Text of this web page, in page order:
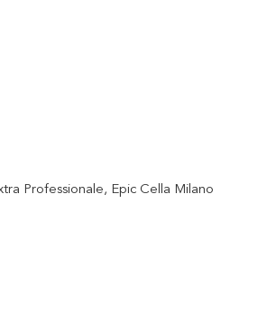
Professionale, Epic Cella Milano